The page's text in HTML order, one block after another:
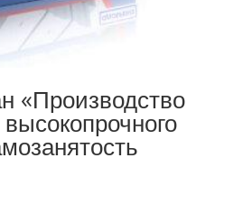
«Производство